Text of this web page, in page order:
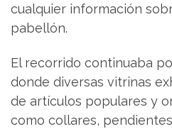
cualquier información
pabellón.
El recorrido continuaba
donde diversas vitrinas
de artículos populares y
como collares,